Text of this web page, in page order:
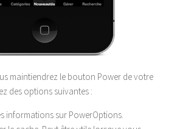
maintiendrez le bouton Power de votre
des options suivantes :
informations sur PowerOptions.